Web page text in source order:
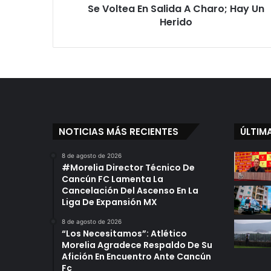
n
c
C
o
l
S
e
V
o
l
Se Voltea En Salida A Charo; Hay Un
Herido
NOTICIAS MÁS RECIENTES
8 de agosto de 2026
#Morelia Director Técnico De
Cancún FC Lamenta La
Cancelación Del Ascenso En La
Liga De Expansión MX
8 de agosto de 2026
“Los Necesitamos”: Atlético
Morelia Agradece Respaldo De Su
Afición En Encuentro Ante Cancún
Fc